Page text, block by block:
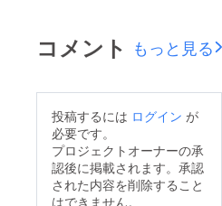
備ができ次第、順次ご
希望のメールアドレス
しみに。
コメント もっと見る
投稿するには ログイン が
必要です。
プロジェクトオーナーの承
認後に掲載されます。承認
された内容を削除すること
はできません。